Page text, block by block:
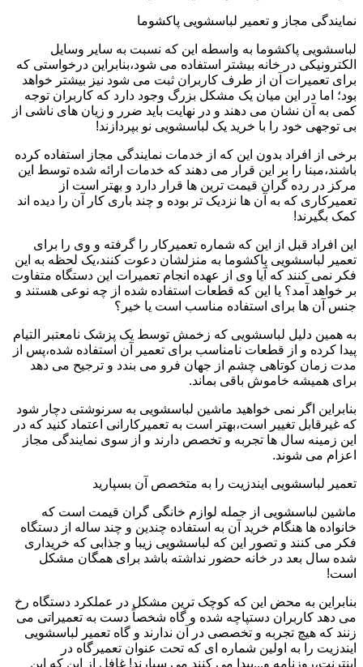
نمایندگی مجاز و تعمیر لباسشویی پاکشوما
لباسشویی پاکشوما به واسطه این که نسبت به سایر وسایل
الکترونیکی در خانه بیشتر استفاده می شود،بنابراین درخواستی که
برای تعمیرات آن از طرف کاربران ثبت می شود نیز بیشتر خواهد
بود؛ اما در این میان یک مشکل بزرگ وجود دارد که کاربران توجه
کمی به آن نشان می دهند و در نهایت باید ضرر و زیان های ناشی از
بی توجهی خود را با خرید یک لباسشویی نو بپردازند!
برخی از افراد بدون این که از خدمات نمایندگی مجاز استفاده کرده
باشند،مبنا را بر این قرار می دهند که خدمات ارائه شده توسط این
مرکز در رده گران قیمت ترین ها قرار دارد و بهتر است از
تعمیرکاری که به آن ها نزدیک تر بوده و چند باری کار آن را دیده اند
کمک بگیرند!
این افراد قبل از این که شماره تعمیرکار را گرفته و وی را برای
تعمیر لباسشویی پاکشوما به منزلشان دعوت کنند،یک لحظه به این
فکر نمی کنند که آیا وی از عهده انجام تعمیرات این دستگاه متفاوت
بر خواهد آمد؟ یا این که قطعات استفاده شده از چه نوعی هستند و
جنس آن ها برای استفاده مناسب است یا خیر؟
به همین دلیل لباسشویی که زخمش توسط یک پزشک نامعتبر التیام
پیدا کرده و از قطعات نامناسب برای تعمیر آن استفاده شده،پس از
مدت زمان کوتاهی چشم از جهان فرو می بندد و ترجیح می دهد
برای همیشه خاموش باقی بماند.
بنابراین اگر نمی خواهید ماشین لباسشویی به سرنوشتی دچار شود
که غیرقابل تغییر است،بهتر است به تعمیرکارانی اعتماد کنید که در
این زمینه سال ها تجربه و تخصص دارند و از سوی نمایندگی مجاز
اعزام می شوند.
تعمیر لباسشویی ایندزیت را به متخصص آن بسپارید
ماشین لباسشویی از جمله لوازم خانگی گران قیمت است که
خانواده ها هنگام خرید آن به استفاده چندین و چند ساله از دستگاه
فکر می کنند و تصور این که لباسشویی زیبا و جذابی که خریداری
شده سال بعد در خانه حضور نداشته باشد برای همگان مشکل
است!
بنابراین به محض این که کوچک ترین مشکل در عملکرد دستگاه رخ
می دهد کاربران دستپاچه شده و گاه شخصاً دست به تعمیراتی می
زنند که هیچ تجربه و تخصصی در آن ندارند و گاه تعمیر لباسشویی
ایندزیت را به اولین شماره ای که تحت عنوان تعمیرگاه در
اینترنت،روزنامه و...پیدا می کنند می سپارند! غافل از این که این